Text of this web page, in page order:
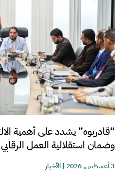
“قادربوه” يشدد على أهمية
وضمان استقلالية العمل
3 أغسطس, 2026 |الأخبار